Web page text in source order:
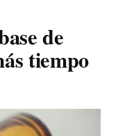
de
tiempo